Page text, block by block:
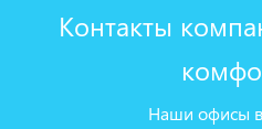
Контакты
Наши офисы